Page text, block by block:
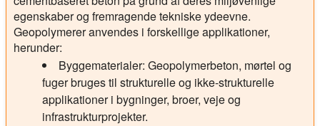
egenskaber og fremragende tekniske ydeevne.
Geopolymerer anvendes i forskellige applikationer,
herunder:
Byggematerialer: Geopolymerbeton, mørtel og
fuger bruges til strukturelle og ikke-strukturelle
applikationer i bygninger, broer, veje og
infrastrukturprojekter.